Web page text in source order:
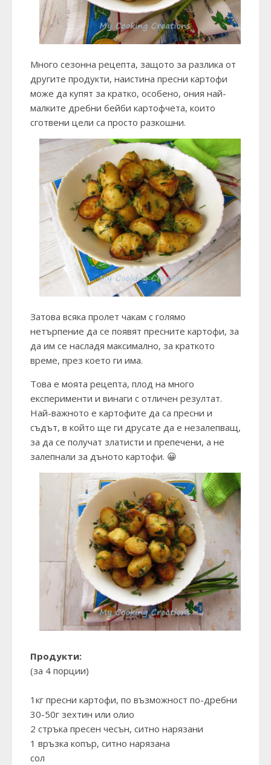
Много сезонна рецепта, защото за разлика от
другите продукти, наистина пресни картофи
може да купят за кратко, особено, ония най-
малките дребни бейби картофчета, които
сготвени цели са просто разкошни.
Затова всяка пролет чакам с голямо
нетърпение да се появят пресните картофи, за
да им се насладя максимално, за краткото
време, през което ги има.
Това е моята рецепта, плод на много
експерименти и винаги с отличен резултат.
Най-важното е картофите да са пресни и
съдът, в който ще ги друсате да е незалепващ,
за да се получат златисти и препечени, а не
залепнали за дъното картофи. 😀
Продукти:
(за 4 порции)
1кг пресни картофи, по възможност по-дребни
30-50г зехтин или олио
2 стръка пресен чесън, ситно нарязани
1 връзка копър, ситно нарязана
сол